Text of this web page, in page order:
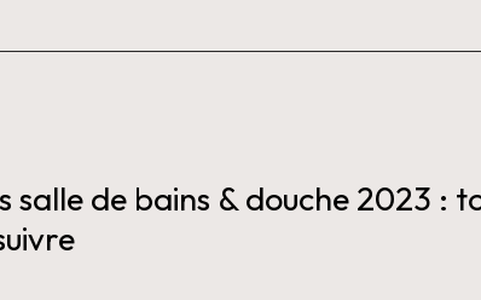
salle de bains & douche 2023 :